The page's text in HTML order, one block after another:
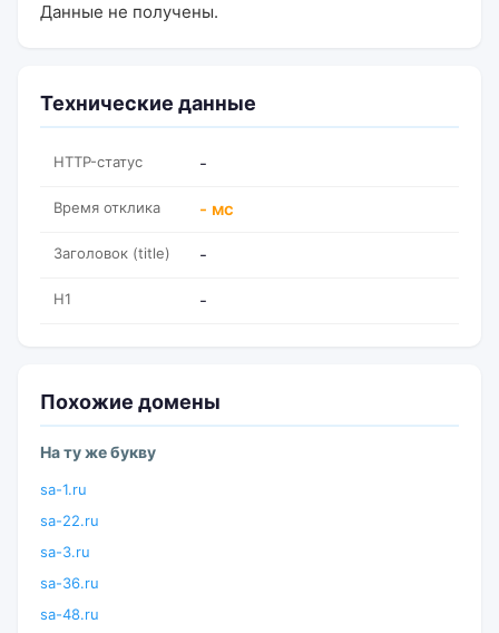
Данные не получены.
Технические данные
HTTP-статус -
Время отклика - мс
Заголовок (title) -
H1 -
Похожие домены
На ту же букву
sa-1.ru
sa-22.ru
sa-3.ru
sa-36.ru
sa-48.ru